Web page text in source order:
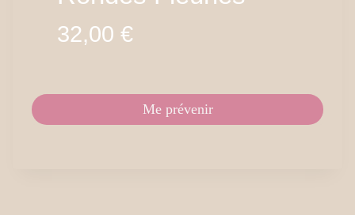
32,00 €
Me prévenir